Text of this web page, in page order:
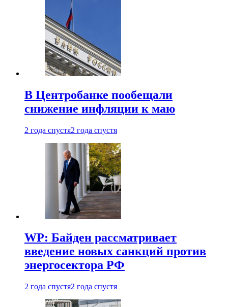
В Центробанке пообещали
снижение инфляции к маю
2 года спустя2 года спустя
WP: Байден рассматривает
введение новых санкций против
энергосектора РФ
2 года спустя2 года спустя